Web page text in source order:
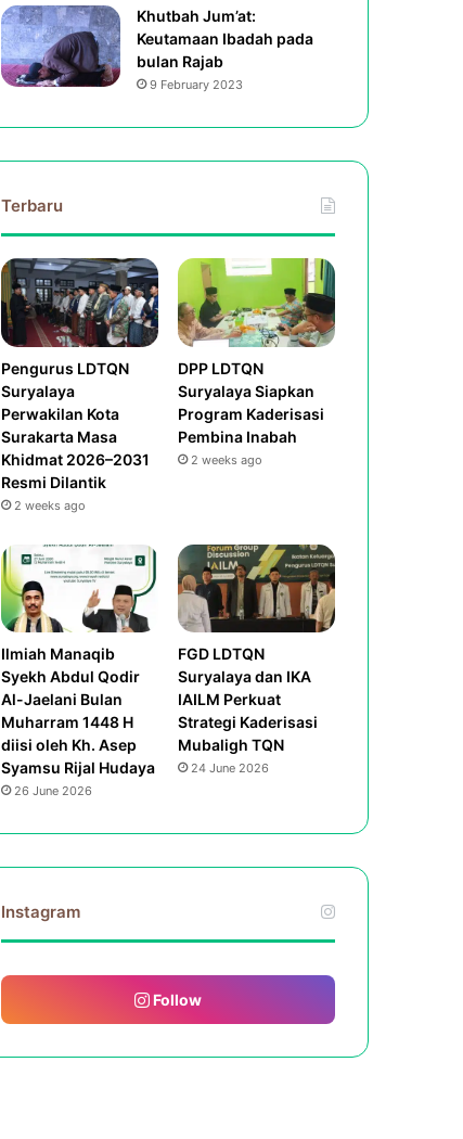
Khutbah Jum’at:
Keutamaan Ibadah pada
bulan Rajab
9 February 2023
Terbaru
Pengurus LDTQN
Suryalaya
Perwakilan Kota
Surakarta Masa
Khidmat 2026–2031
Resmi Dilantik
2 weeks ago
DPP LDTQN
Suryalaya Siapkan
Program Kaderisasi
Pembina Inabah
2 weeks ago
Ilmiah Manaqib
Syekh Abdul Qodir
Al-Jaelani Bulan
Muharram 1448 H
diisi oleh Kh. Asep
Syamsu Rijal Hudaya
26 June 2026
FGD LDTQN
Suryalaya dan IKA
IAILM Perkuat
Strategi Kaderisasi
Mubaligh TQN
24 June 2026
Instagram
Follow